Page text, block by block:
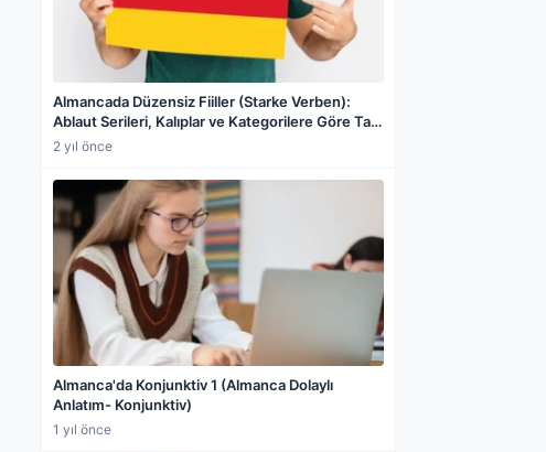
Almancada Düzensiz Fiiller (Starke Verben):
Ablaut Serileri, Kalıplar ve Kategorilere Göre Tam
Liste
2 yıl önce
Almanca'da Konjunktiv 1 (Almanca Dolaylı
Anlatım- Konjunktiv)
1 yıl önce